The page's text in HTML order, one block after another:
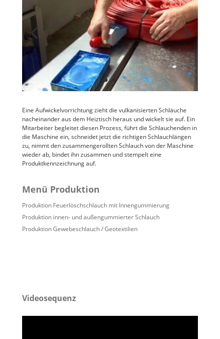
Eine Aufwickelvorrichtung zieht die vulkanisierten Schläuche
nacheinander aus dem Heiztisch heraus und wickelt sie auf. Ein
Mitarbeiter begleitet diesen Prozess, führt die Schlauchenden in
die Maschine ein, schneidet jetzt die richtigen Schlauchlängen
zu, nimmt den zusammengerollten Schlauch von der Maschine
wieder ab, bindet ihn zusammen und stempelt eine
Produktkennzeichnung auf.
Menü Produktion
Produktion Feuerlöschschlauch mit Innengummierung
Produktion innen- und außengummierter Schlauch
Produktion Gewebeschlauch / Geotextilien
Videosequenz